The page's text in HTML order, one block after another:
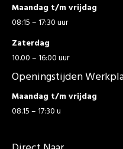
Maandag t/m vrijdag
08:15 – 17:30 uur
Zaterdag
10.00 – 16:00 uur
Openingstijden
Maandag t/m vrijdag
08.15 – 17:30 u